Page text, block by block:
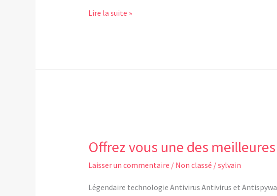
Lire la suite »
Offrez vous une des
Laisser un commentaire / Non classé /sylvain
Légendaire technologie Antivirus Antivirus et
une
des
protections